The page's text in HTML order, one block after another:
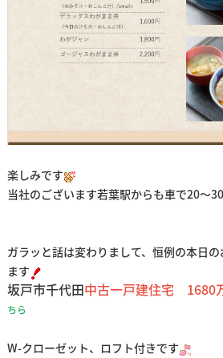
楽しみです
当社のございます若葉駅からも車で20～
ガラッと話は変わりまして、恒例の本日
ます
坂戸市千代田中古一戸建住宅 1680
ちら
W-クローゼット、ロフト付きです